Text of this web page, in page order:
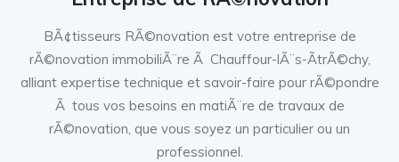
BÃ¢tisseurs RÃ©novation est votre entreprise de
rÃ©novation immobiliÃ¨re Ã Chauffour-lÃ¨s-ÃtrÃ©chy,
alliant expertise technique et savoir-faire pour rÃ©pondre
Ã tous vos besoins en matiÃ¨re de travaux de
rÃ©novation, que vous soyez un particulier ou un
professionnel.